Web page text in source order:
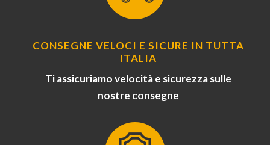
CONSEGNE VELOCI E SICURE IN TUTTA
ITALIA
Ti assicuriamo velocità e sicurezza sulle
nostre consegne